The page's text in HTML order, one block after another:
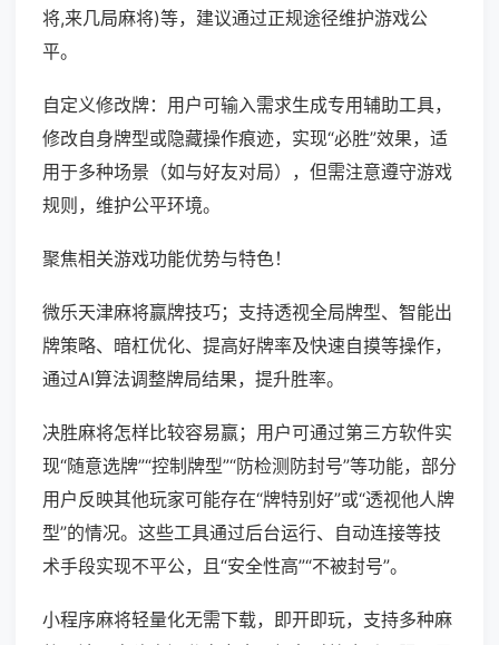
将,来几局麻将)等，建议通过正规途径维护游戏公
平。
自定义修改牌：用户可输入需求生成专用辅助工具，
修改自身牌型或隐藏操作痕迹，实现“必胜”效果，适
用于多种场景（如与好友对局），但需注意遵守游戏
规则，维护公平环境。
聚焦相关游戏功能优势与特色！
微乐天津麻将赢牌技巧；支持透视全局牌型、智能出
牌策略、暗杠优化、提高好牌率及快速自摸等操作，
通过AI算法调整牌局结果，提升胜率。
决胜麻将怎样比较容易赢；用户可通过第三方软件实
现“随意选牌”“控制牌型”“防检测防封号”等功能，部分
用户反映其他玩家可能存在“牌特别好”或“透视他人牌
型”的情况。这些工具通过后台运行、自动连接等技
术手段实现不平公，且“安全性高”“不被封号”。
小程序麻将轻量化无需下载，即开即玩，支持多种麻